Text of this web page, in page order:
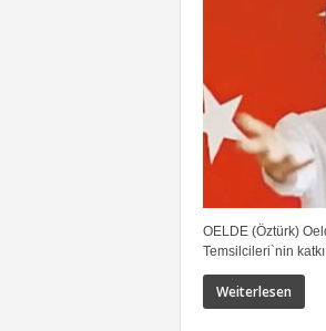
OELDE (Öztürk)
Temsilcileri`nin
Weiterlesen